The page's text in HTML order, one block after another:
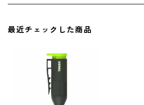
最近チェックした商品